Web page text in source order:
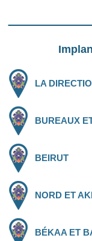
LA
BUREAUX
BEIRUT
NORD ET
BÉKAA ET